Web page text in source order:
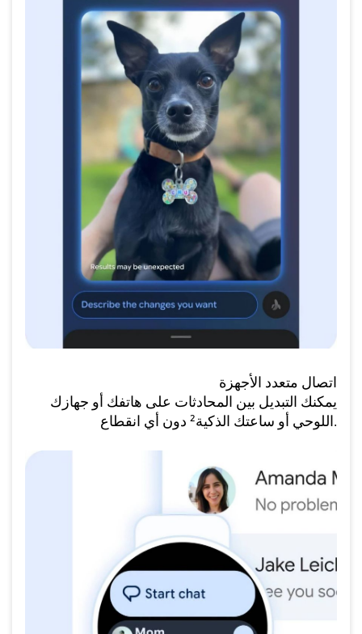
اتصال متعدد الأجهزة
يمكنك التبديل بين المحادثات على هاتفك أو جهازك
اللوحي أو ساعتك الذكية² دون أي انقطاع.